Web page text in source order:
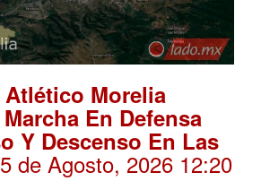
Morelia
En Defensa
Y Descenso En Las
de Agosto, 2026 12:20